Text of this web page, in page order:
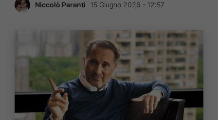
Niccolò Parenti 15 Giugno 2026 - 12:57